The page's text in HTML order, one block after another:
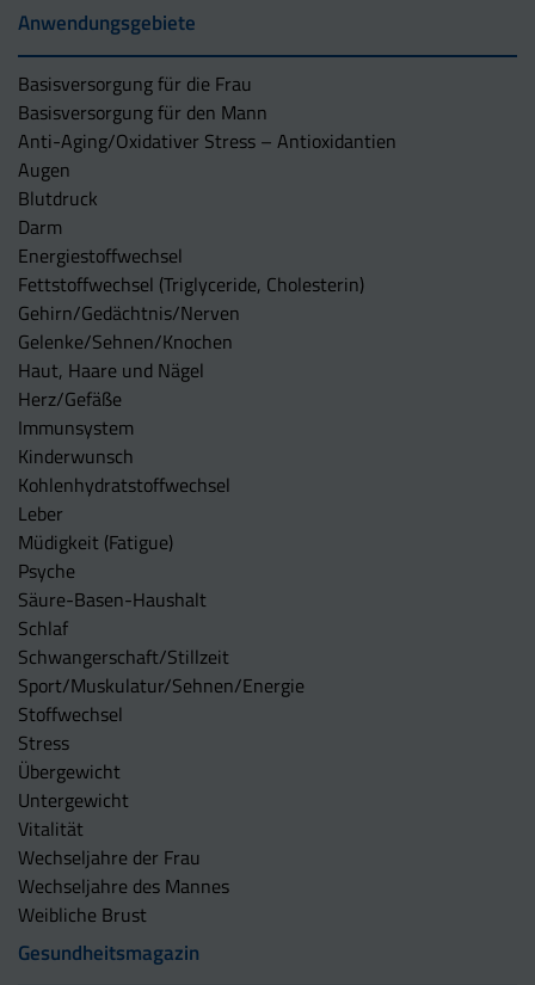
Anwendungsgebiete
Basisversorgung für die Frau
Basisversorgung für den Mann
Anti-Aging/Oxidativer Stress – Antioxidantien
Augen
Blutdruck
Darm
Energiestoffwechsel
Fettstoffwechsel (Triglyceride, Cholesterin)
Gehirn/Gedächtnis/Nerven
Gelenke/Sehnen/Knochen
Haut, Haare und Nägel
Herz/Gefäße
Immunsystem
Kinderwunsch
Kohlenhydratstoffwechsel
Leber
Müdigkeit (Fatigue)
Psyche
Säure-Basen-Haushalt
Schlaf
Schwangerschaft/Stillzeit
Sport/Muskulatur/Sehnen/Energie
Stoffwechsel
Stress
Übergewicht
Untergewicht
Vitalität
Wechseljahre der Frau
Wechseljahre des Mannes
Weibliche Brust
Gesundheitsmagazin